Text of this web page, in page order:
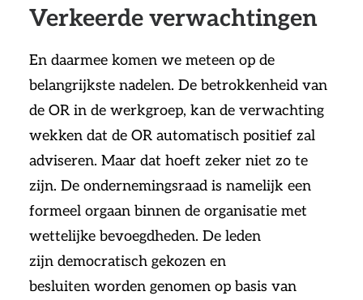
Verkeerde verwachtingen
En daarmee komen we meteen op de
belangrijkste nadelen. De betrokkenheid van
de OR in de werkgroep, kan de verwachting
wekken dat de OR automatisch positief zal
adviseren. Maar dat hoeft zeker niet zo te
zijn. De ondernemingsraad is namelijk een
formeel orgaan binnen de organisatie met
wettelijke bevoegdheden. De leden
zijn democratisch gekozen en
besluiten worden genomen op basis van